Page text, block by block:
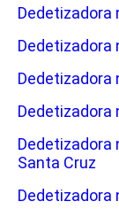
Dedetizadora
Dedetizadora
Dedetizadora
Dedetizadora
Dedetizadora
Santa Cruz
Dedetizadora